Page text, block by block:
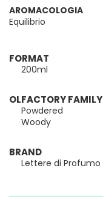
AROMACOLOGIA
Equilibrio
FORMAT
200ml
OLFACTORY FAMILY
Powdered
Woody
BRAND
Lettere di Profumo